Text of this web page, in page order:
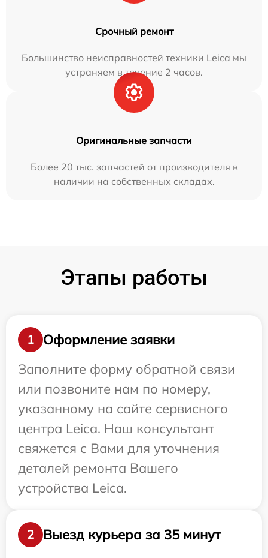
Срочный ремонт
Большинство неисправностей техники Leica мы
устраняем в течение 2 часов.
Оригинальные запчасти
Более 20 тыс. запчастей от производителя в
наличии на собственных складах.
Этапы работы
1
Оформление заявки
Заполните форму обратной связи
или позвоните нам по номеру,
указанному на сайте сервисного
центра Leica. Наш консультант
свяжется с Вами для уточнения
деталей ремонта Вашего
устройства Leica.
2
Выезд курьера за 35 минут